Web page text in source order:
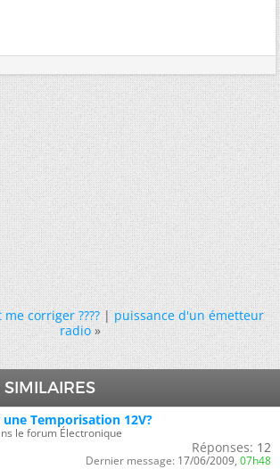
corriger ????|puissance d'un émetteur
radio »
SIMILAIRES
Temporisation 12V?
le forum Électronique
Réponses: 12
Dernier message: 17/06/2009, 07h48